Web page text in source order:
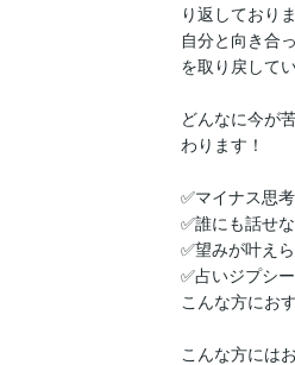
り返しており
自分と向き合
を取り戻して
どんなに今が
わります！
✅マイナス思
✅誰にも話せ
✅望みが叶え
✅占いジプシ
こんな方にお
こんな方には